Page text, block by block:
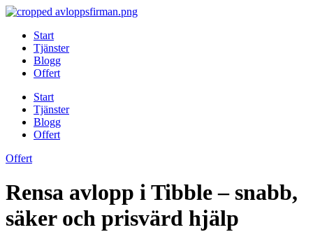
Skip
contentStart
Tjänster
Blogg
Offert
Start
Tjänster
Blogg
Offert
Offert
Rensa avlopp i Tibble – snabb,
säker och prisvärd hjälp